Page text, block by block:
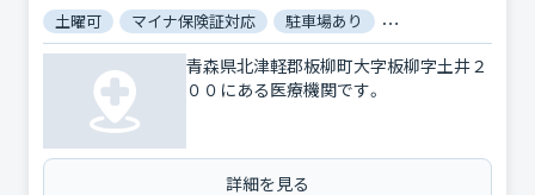
土曜可 マイナ保険証対応 駐車場あり バリアフリー
青森県北津軽郡板柳町大字板柳字土井２
００にある医療機関です。
詳細を見る